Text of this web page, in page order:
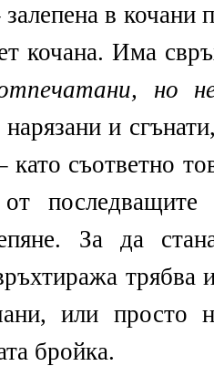
в кочани
кочана. Има
но
и
съответно
За да
трябва
или просто
бройка.